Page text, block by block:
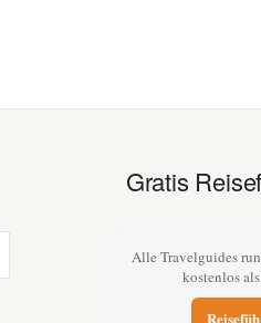
Gratis
Alle Travelguides
kostenlos